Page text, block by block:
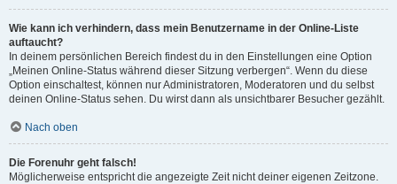
Wie kann ich verhindern, dass mein Benutzername in der Online-Liste
auftaucht?
In deinem persönlichen Bereich findest du in den Einstellungen eine Option
„Meinen Online-Status während dieser Sitzung verbergen“. Wenn du diese
Option einschaltest, können nur Administratoren, Moderatoren und du selbst
deinen Online-Status sehen. Du wirst dann als unsichtbarer Besucher gezählt.
Nach oben
Die Forenuhr geht falsch!
Möglicherweise entspricht die angezeigte Zeit nicht deiner eigenen Zeitzone.